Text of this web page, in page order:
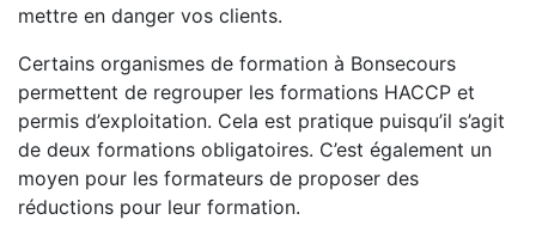
mettre en danger vos clients.
Certains organismes de formation à Bonsecours
permettent de regrouper les formations HACCP et
permis d’exploitation. Cela est pratique puisqu’il s’agit
de deux formations obligatoires. C’est également un
moyen pour les formateurs de proposer des
réductions pour leur formation.